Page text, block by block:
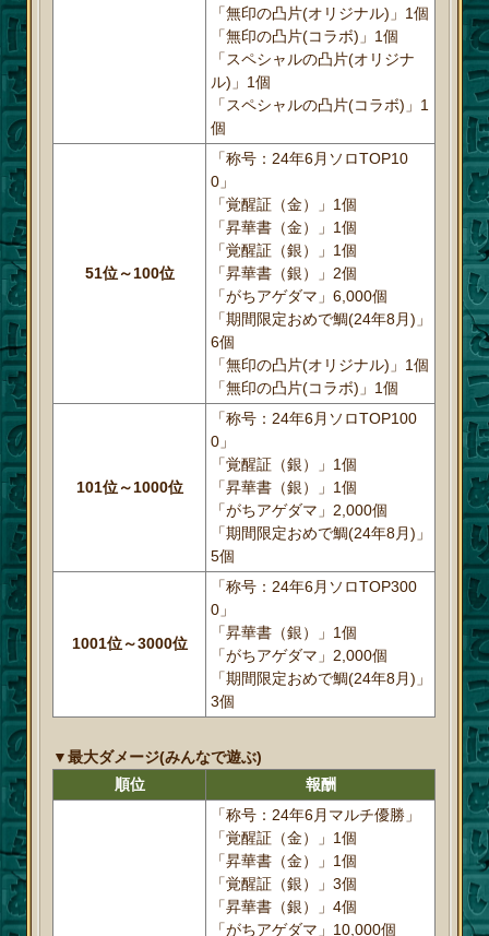
「無印の凸片(オリジナル)」1個
「無印の凸片(コラボ)」1個
「スペシャルの凸片(オリジナ
ル)」1個
「スペシャルの凸片(コラボ)」1
個
51位～100位
「称号：24年6月ソロTOP10
0」
「覚醒証（金）」1個
「昇華書（金）」1個
「覚醒証（銀）」1個
「昇華書（銀）」2個
「がちアゲダマ」6,000個
「期間限定おめで鯛(24年8月)」
6個
「無印の凸片(オリジナル)」1個
「無印の凸片(コラボ)」1個
101位～1000位
「称号：24年6月ソロTOP100
0」
「覚醒証（銀）」1個
「昇華書（銀）」1個
「がちアゲダマ」2,000個
「期間限定おめで鯛(24年8月)」
5個
1001位～3000位
「称号：24年6月ソロTOP300
0」
「昇華書（銀）」1個
「がちアゲダマ」2,000個
「期間限定おめで鯛(24年8月)」
3個
▼最大ダメージ(みんなで遊ぶ)
順位
報酬
「称号：24年6月マルチ優勝」
「覚醒証（金）」1個
「昇華書（金）」1個
「覚醒証（銀）」3個
「昇華書（銀）」4個
「がちアゲダマ」10,000個